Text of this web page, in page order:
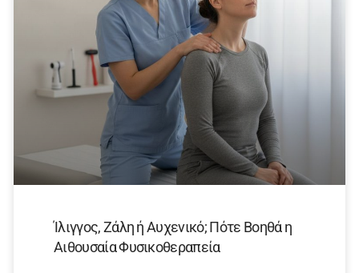
Ίλιγγος, Ζάλη ή Αυχενικό; Πότε Βοηθά η
Αιθουσαία Φυσικοθεραπεία